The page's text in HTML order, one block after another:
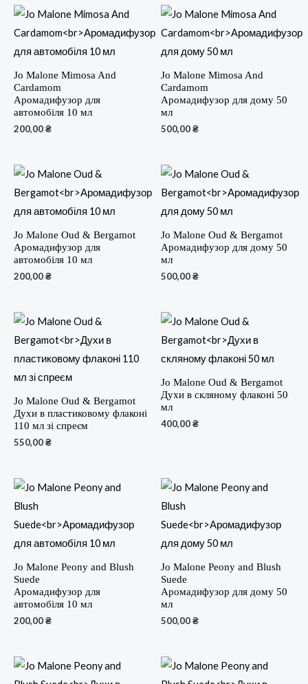
Jo Malone Mimosa And
Cardamom
Аромадифузор для
автомобіля 10 мл
200,00₴
Jo Malone Mimosa And
Cardamom
Аромадифузор для дому 50
мл
500,00₴
Jo Malone Oud & Bergamot
Аромадифузор для
автомобіля 10 мл
200,00₴
Jo Malone Oud & Bergamot
Аромадифузор для дому 50
мл
500,00₴
Jo Malone Oud & Bergamot
Духи в пластиковому флаконі
110 мл зі спреєм
550,00₴
Jo Malone Oud & Bergamot
Духи в скляному флаконі 50
мл
400,00₴
Jo Malone Peony and Blush
Suede
Аромадифузор для
автомобіля 10 мл
200,00₴
Jo Malone Peony and Blush
Suede
Аромадифузор для дому 50
мл
500,00₴